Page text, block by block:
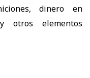
dinero en
otros elementos